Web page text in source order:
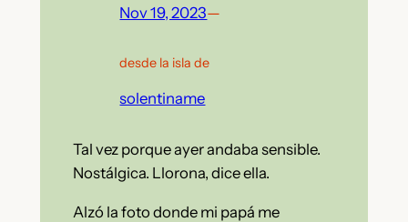
Nov 19, 2023—
desde la isla de
solentiname
Tal vez porque ayer andaba sensible.
Nostálgica. Llorona, dice ella.
Alzó la foto donde mi papá me